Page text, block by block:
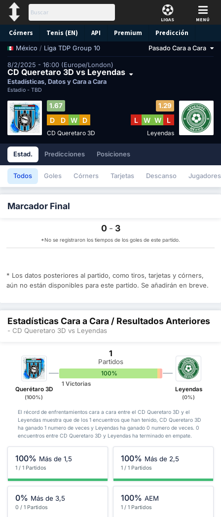
LIGAS MENÚ
Córners Tenis (EN) API Premium Predicción
México / Liga TDP Group 10 Pasado Cara a Cara
8/2/2025 - 16:00 (Europe/London)
CD Queretaro 3D vs Leyendas
Estadísticas, Datos y Cara a Cara
Estadio - TBD
1.67
D D W D
CD Queretaro 3D
1.29
L W W L
Leyendas
Estad. Predicciones Posiciones
Todos Goles Córners Tarjetas Descanso Jugadores
Marcador Final
0 - 3
*No se registraron los tiempos de los goles de este partido.
* Los datos posteriores al partido, como tiros, tarjetas y córners,
aún no están disponibles para este partido. Se añadirán en breve.
Estadísticas Cara a Cara / Resultados Anteriores
- CD Queretaro 3D vs Leyendas
Querétaro 3D
(100%)
1
Partidos
100% 0%
0%
1 Victorias
Leyendas
(0%)
El récord de enfrentamientos cara a cara entre el CD Queretaro 3D y el
Leyendas muestra que de los 1 encuentros que han tenido, CD Queretaro 3D
ha ganado 1 numero de veces y Leyendas ha ganado 0 numero de veces. 0
encuentros entre CD Queretaro 3D y Leyendas ha terminado en empate.
100% Más de 1,5
1 / 1 Partidos
100% Más de 2,5
1 / 1 Partidos
0% Más de 3,5
0 / 1 Partidos
100% AEM
1 / 1 Partidos